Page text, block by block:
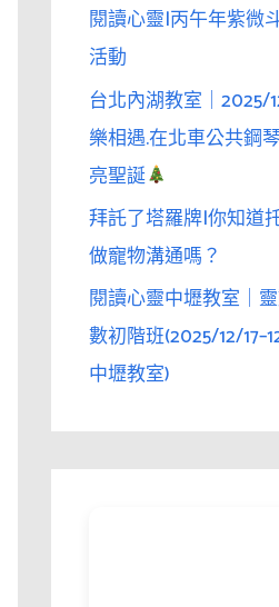
閱讀心靈|丙午年紫微
活動
台北內湖教室｜2025/
樂相遇.在北車公共鋼
亮聖誕
拜託了塔羅牌|你知道
做寵物溝通嗎？
閱讀心靈中壢教室｜
數初階班(2025/12/
中壢教室)